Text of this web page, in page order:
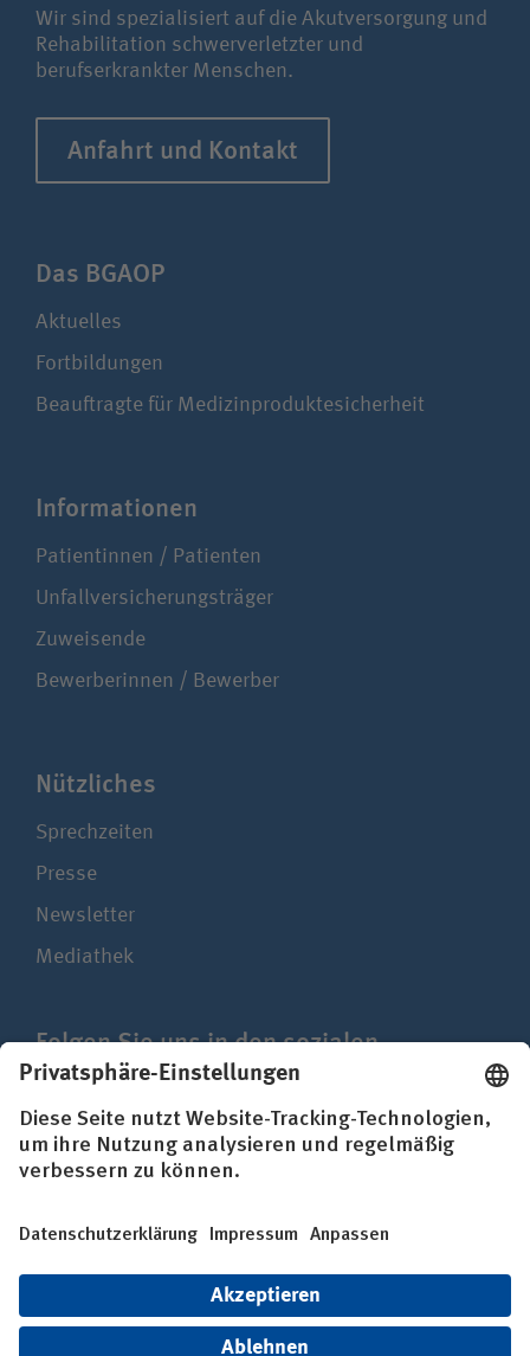
Wir sind spezialisiert auf die Akutversorgung und
Rehabilitation schwerverletzter und
berufserkrankter Menschen.
Anfahrt und Kontakt
Das BGAOP
Aktuelles
Fortbildungen
Beauftragte für Medizinproduktesicherheit
Infor­ma­ti­onen
Patientinnen / Patienten
Unfallversicherungsträger
Zuweisende
Bewerberinnen / Bewerber
Nützliches
Sprechzeiten
Presse
Newsletter
Mediathek
Folgen Sie uns in den sozialen
Netzwerken
Impressum
Datenschutz
Erklärung zur Barrierefreiheit
© BG Kliniken – Klinikverbund der gesetzlichen